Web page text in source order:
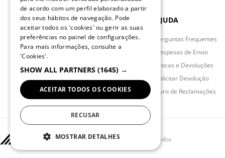
QUEBRAMAR
História da Marca
Política de Privacidade
Contactos
BLACK FRIDAY
AJUDA
Perguntas Frequentes
Despesas de Envio
Trocas e Devoluções
Solicitar Devolução
Livro de Reclamações
© 2026 QUEBRAMAR Todos os direitos reservados
ENGLISH
de acordo com um perfil elaborado a partir
dos seus hábitos de navegação. Pode
aceitar todos os 'cookies' ou gerir as suas
preferências no painel de configurações.
Para mais informações, consulte a
'Cookies'.
SHOW ALL PARTNERS (1645) →
ACEITAR TODOS OS COOKIES
RECUSAR
MOSTRAR DETALHES